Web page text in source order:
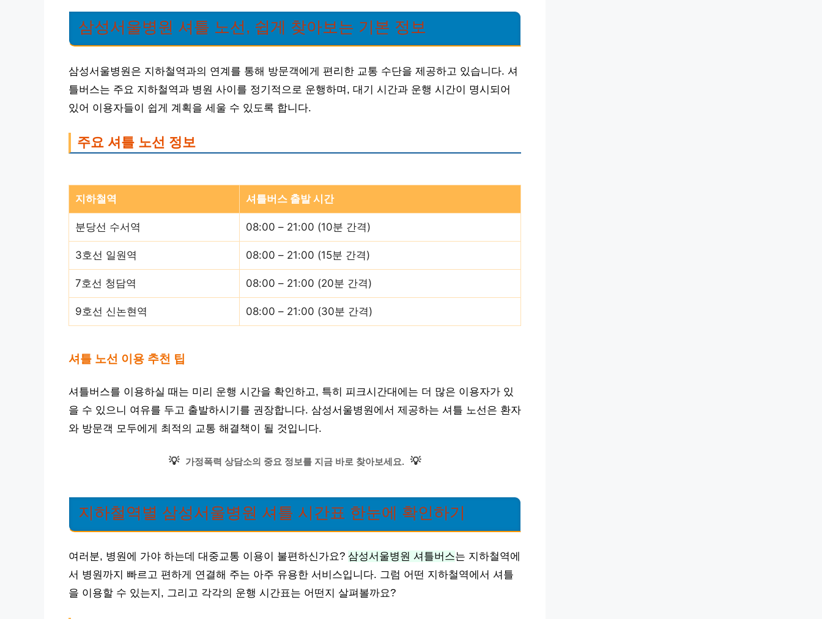
삼성서울병원 셔틀 노선, 쉽게 찾아보는 기본 정보
삼성서울병원은 지하철역과의 연계를 통해 방문객에게 편리한 교통 수단을 제공하고 있습니다. 셔
틀버스는 주요 지하철역과 병원 사이를 정기적으로 운행하며, 대기 시간과 운행 시간이 명시되어
있어 이용자들이 쉽게 계획을 세울 수 있도록 합니다.
주요 셔틀 노선 정보
지하철역 셔틀버스 출발 시간
분당선 수서역 08:00 – 21:00 (10분 간격)
3호선 일원역 08:00 – 21:00 (15분 간격)
7호선 청담역 08:00 – 21:00 (20분 간격)
9호선 신논현역 08:00 – 21:00 (30분 간격)
셔틀 노선 이용 추천 팁
셔틀버스를 이용하실 때는 미리 운행 시간을 확인하고, 특히 피크시간대에는 더 많은 이용자가 있
을 수 있으니 여유를 두고 출발하시기를 권장합니다. 삼성서울병원에서 제공하는 셔틀 노선은 환자
와 방문객 모두에게 최적의 교통 해결책이 될 것입니다.
💡 가정폭력 상담소의 중요 정보를 지금 바로 찾아보세요. 💡
지하철역별 삼성서울병원 셔틀 시간표 한눈에 확인하기
여러분, 병원에 가야 하는데 대중교통 이용이 불편하신가요? 삼성서울병원 셔틀버스는 지하철역에
서 병원까지 빠르고 편하게 연결해 주는 아주 유용한 서비스입니다. 그럼 어떤 지하철역에서 셔틀
을 이용할 수 있는지, 그리고 각각의 운행 시간표는 어떤지 살펴볼까요?